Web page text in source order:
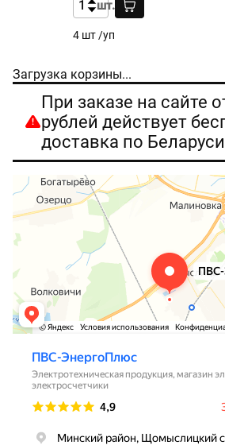
4 шт /уп
шт.
Загрузка корзины...
При заказе на сайте
рублей действует
доставка по Беларуси